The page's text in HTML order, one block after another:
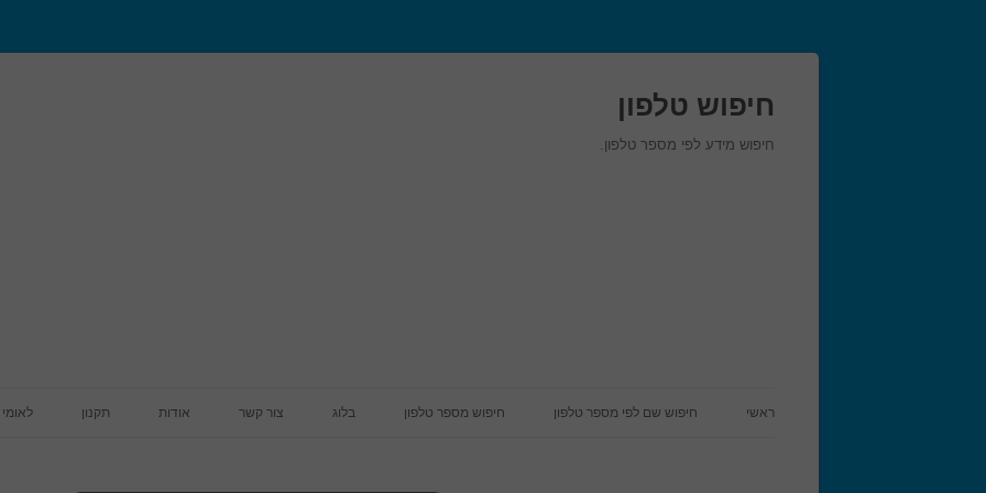
חיפוש טלפון
חיפוש מידע לפי מספר טלפון.
ראשי חיפוש שם לפי מספר טלפון חיפוש מספר טלפון בלוג צור קשר אודות תקנון